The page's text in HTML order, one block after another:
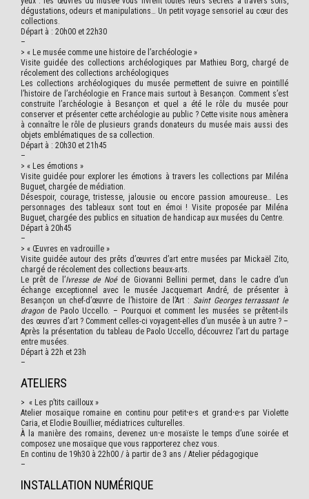
dégustations, odeurs et manipulations… Un petit voyage sensoriel au cœur des
collections.
Départ à : 20h00 et 22h30
–
> « Le musée comme une histoire de l’archéologie »
Visite guidée des collections archéologiques par Mathieu Borg, chargé de
récolement des collections archéologiques
Les collections archéologiques du musée permettent de suivre en pointillé
l’histoire de l’archéologie en France mais surtout à Besançon. Comment s’est
construite l’archéologie à Besançon et quel a été le rôle du musée pour
conserver et présenter cette archéologie au public ? Cette visite nous amènera
à connaître le rôle de plusieurs grands donateurs du musée mais aussi des
objets emblématiques de sa collection.
Départ à : 20h30 et 21h45
–
> « Les émotions »
Visite guidée pour explorer les émotions à travers les collections par Miléna
Buguet, chargée de médiation.
Désespoir, courage, tristesse, jalousie ou encore passion amoureuse… Les
personnages des tableaux sont tout en émoi ! Visite proposée par Miléna
Buguet, chargée des publics en situation de handicap aux musées du Centre.
Départ à 20h45
–
> « Œuvres en vadrouille »
Visite guidée autour des prêts d’œuvres d’art entre musées par Mickaël Zito,
chargé de récolement des collections beaux-arts.
Le prêt de l’Ivresse de Noéde Giovanni Bellini permet, dans le cadre d’un
échange exceptionnel avec le musée Jacquemart André, de présenter à
Besançon un chef-d’œuvre de l’histoire de l’Art : Saint Georges terrassant le
dragonde Paolo Uccello. – Pourquoi et comment les musées se prêtent-ils
des œuvres d’art ? Comment celles-ci voyagent-elles d’un musée à un autre ? –
Après la présentation du tableau de Paolo Uccello, découvrez l’art du partage
entre musées.
Départ à 22h et 23h
–
ATELIERS
> « Les p’tits cailloux »
Atelier mosaïque romaine en continu pour petit⸱e⸱s et grand⸱e⸱s par Violette
Caria, et Elodie Bouillier, médiatrices culturelles.
À la manière des romains, devenez un⸱e mosaïste le temps d’une soirée et
composez une mosaïque que vous rapporterez chez vous.
En continu de 19h30 à 22h00 / à partir de 3 ans / Atelier pédagogique
–
INSTALLATION NUMÉRIQUE